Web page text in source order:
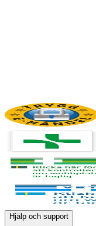
Hjälp och support